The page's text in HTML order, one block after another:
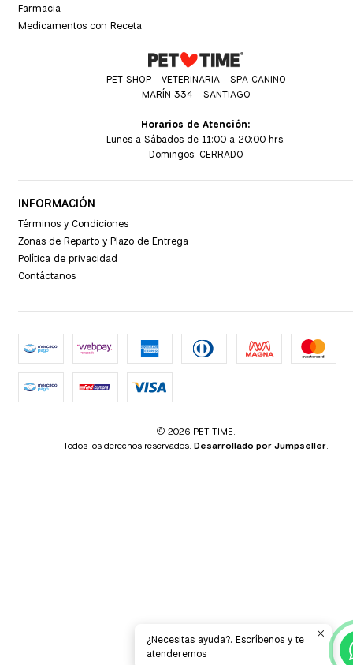
Farmacia
Medicamentos con Receta
PET SHOP - VETERINARIA - SPA CANINO
MARÍN 334 - SANTIAGO
Horarios de Atención:
Lunes a Sábados de 11:00 a 20:00 hrs.
Domingos: CERRADO
INFORMACIÓN
Términos y Condiciones
Zonas de Reparto y Plazo de Entrega
Política de privacidad
Contáctanos
2026 PET TIME.
Todos los derechos reservados. Desarrollado por Jumpseller.
¿Necesitas ayuda?. Escríbenos y te
atenderemos